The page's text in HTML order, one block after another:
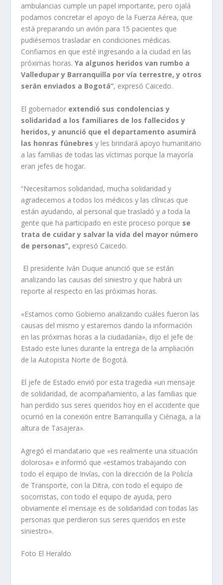
ambulancias cumple un papel importante, pero ojalá
podamos concretar el apoyo de la Fuerza Aérea, que
está preparando un avión para 15 pacientes que
pudiésemos trasladar en condiciones médicas.
Confiamos en que esté ingresando a la ciudad en las
próximas horas.Ya algunos heridos van rumbo a
Valledupar y Barranquilla por vía terrestre, y otros
serán enviados a Bogotá”, expresó Caicedo.
El gobernador extendió sus condolencias y
solidaridad a los familiares de los fallecidos y
heridos, y anunció que el departamento asumirá
las honras fúnebres y les brindará apoyo humanitario
a las familias de todas las víctimas porque la mayoría
eran jefes de hogar.
“Necesitamos solidaridad, mucha solidaridad y
agradecemos a todos los médicos y las clínicas que
están ayudando, al personal que trasladó y a toda la
gente que ha participado en este proceso porque se
trata de cuidar y salvar la vida del mayor número
de personas”, expresó Caicedo.
El presidente Iván Duque anunció que se están
analizando las causas del siniestro y que habrá un
reporte al respecto en las próximas horas.
«Estamos como Gobierno analizando cuáles fueron las
causas del mismo y estaremos dando la información
en las próximas horas a la ciudadanía», dijo el jefe de
Estado este lunes durante la entrega de la ampliación
de la Autopista Norte de Bogotá.
El jefe de Estado envió por esta tragedia «un mensaje
de solidaridad, de acompañamiento, a las familias que
han perdido sus seres queridos hoy en el accidente que
ocurrió en la conexión entre Barranquilla y Ciénaga, a la
altura de Tasajera».
Agregó el mandatario que «es realmente una situación
dolorosa» e informó que «estamos trabajando con
todo el equipo de Invías, con la dirección de la Policía
de Transporte, con la Ditra, con todo el equipo de
socorristas, con todo el equipo de ayuda, pero
obviamente el mensaje es de solidaridad con todas las
personas que perdieron sus seres queridos en este
siniestro».
Foto El Heraldo